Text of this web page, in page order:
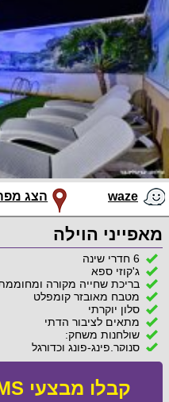
waze הצג
מאפייני הוילה
6 חדרי שינה
ג'קוזי ספא
בריכת שחייה מקורה
מטבח מאובזר קומפלט
סלון יוקרתי
מתאים לציבור הדתי
שולחנות משחק:
סנוקר,פינג-פונג וכדורגל